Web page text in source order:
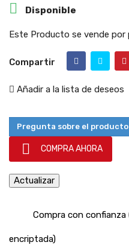
 Disponible
Este Producto se vende por
Compartir
Añadir a la lista de deseos
Pregunta sobre el producto
 COMPRA AHORA
Compra con confianza
encriptada)